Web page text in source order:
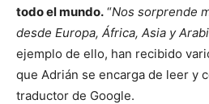
todo el mundo. “Nos sorprende
desde Europa, África, Asia y
ejemplo de ello, han recibido
que Adrián se encarga de leer y
traductor de Google.